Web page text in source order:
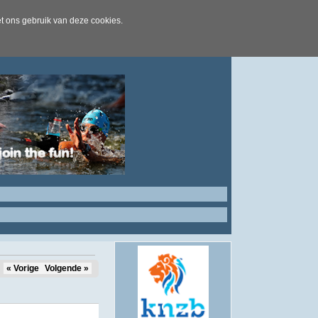
ons gebruik van deze cookies.
« Vorige Volgende »